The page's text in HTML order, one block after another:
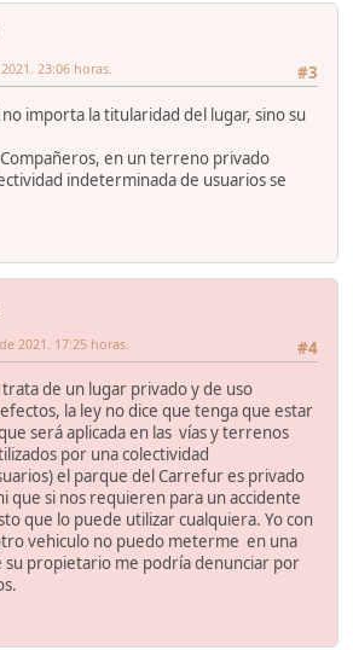
#3
23:06 horas.
importa la titularidad del lugar, sino su
en un terreno privado
indeterminada de usuarios se
#4
2021. 17:25 horas.
de un lugar privado y de uso
la ley no dice que tenga que estar
será aplicada en las vías y terrenos
por una colectividad
el parque del Carrefur es privado
que si nos requieren para un accidente
que lo puede utilizar cualquiera. Yo con
vehiculo no puedo meterme en una
su propietario me podría denunciar por